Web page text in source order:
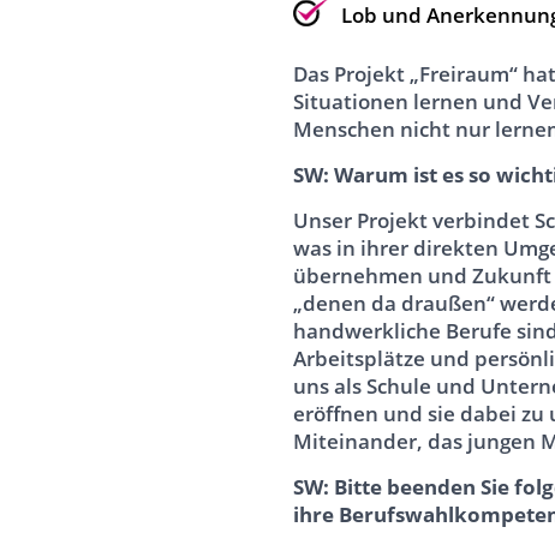
Lob und
Das Projekt „Freiraum“
Situationen lernen und
Menschen nicht nur
SW: Warum ist es so
Unser Projekt verbindet
was in ihrer direkten
übernehmen und Zukunft
„denen da draußen“
handwerkliche Berufe
Arbeitsplätze und
uns als Schule und
eröffnen und sie dabei
Miteinander, das jungen
SW: Bitte beenden Sie
ihre